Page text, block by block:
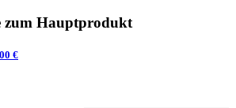
zum Hauptprodukt
€